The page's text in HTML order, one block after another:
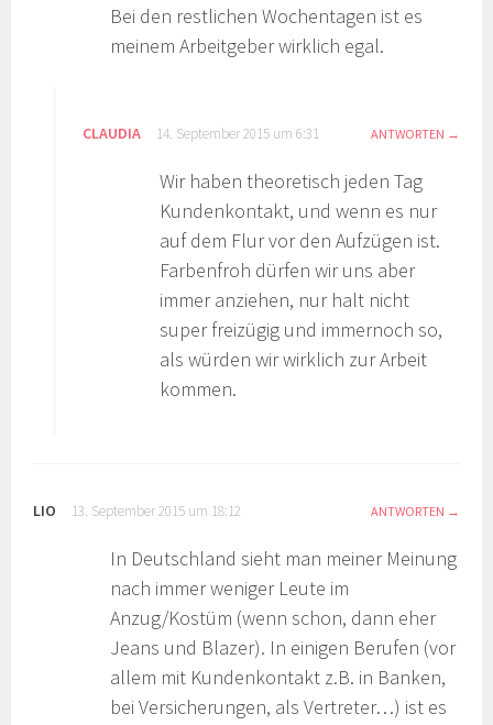
Bei den restlichen Wochentagen ist es
meinem Arbeitgeber wirklich egal.
CLAUDIA 14. September 2015 um 6:31 ANTWORTEN
Wir haben theoretisch jeden Tag
Kundenkontakt, und wenn es nur
auf dem Flur vor den Aufzügen ist.
Farbenfroh dürfen wir uns aber
immer anziehen, nur halt nicht
super freizügig und immernoch so,
als würden wir wirklich zur Arbeit
kommen.
LIO 13. September 2015 um 18:12 ANTWORTEN
In Deutschland sieht man meiner Meinung
nach immer weniger Leute im
Anzug/Kostüm (wenn schon, dann eher
Jeans und Blazer). In einigen Berufen (vor
allem mit Kundenkontakt z.B. in Banken,
bei Versicherungen, als Vertreter…) ist es